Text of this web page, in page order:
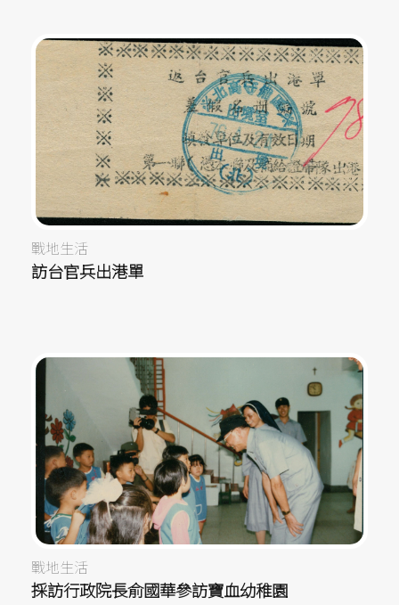
戰地生活
訪台官兵出港單
戰地生活
採訪行政院長俞國華參訪寶血幼稚園